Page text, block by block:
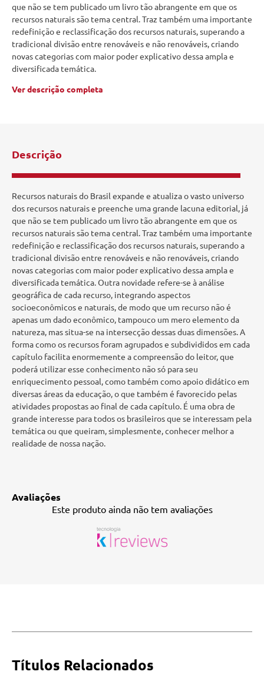
que não se tem publicado um livro tão abrangente em que os
recursos naturais são tema central. Traz também uma importante
redefinição e reclassificação dos recursos naturais, superando a
tradicional divisão entre renováveis e não renováveis, criando
novas categorias com maior poder explicativo dessa ampla e
diversificada temática.
Ver descrição completa
Descrição
Recursos naturais do Brasil expande e atualiza o vasto universo
dos recursos naturais e preenche uma grande lacuna editorial, já
que não se tem publicado um livro tão abrangente em que os
recursos naturais são tema central. Traz também uma importante
redefinição e reclassificação dos recursos naturais, superando a
tradicional divisão entre renováveis e não renováveis, criando
novas categorias com maior poder explicativo dessa ampla e
diversificada temática. Outra novidade refere-se à análise
geográfica de cada recurso, integrando aspectos
socioeconômicos e naturais, de modo que um recurso não é
apenas um dado econômico, tampouco um mero elemento da
natureza, mas situa-se na intersecção dessas duas dimensões. A
forma como os recursos foram agrupados e subdivididos em cada
capítulo facilita enormemente a compreensão do leitor, que
poderá utilizar esse conhecimento não só para seu
enriquecimento pessoal, como também como apoio didático em
diversas áreas da educação, o que também é favorecido pelas
atividades propostas ao final de cada capítulo. É uma obra de
grande interesse para todos os brasileiros que se interessam pela
temática ou que queiram, simplesmente, conhecer melhor a
realidade de nossa nação.
Avaliações
Este produto ainda não tem avaliações
Títulos Relacionados